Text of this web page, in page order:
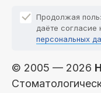
Продолжая
даёте согласие
персональных
© 2005 — 2026